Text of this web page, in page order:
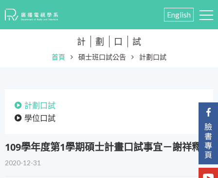
English
計 劃 口 試
首頁 碩士班口試公告 計劃口試
計劃口試
學位口試
109學年度第1學期碩士計畫口試事宜－謝祥釋
2020-12-31